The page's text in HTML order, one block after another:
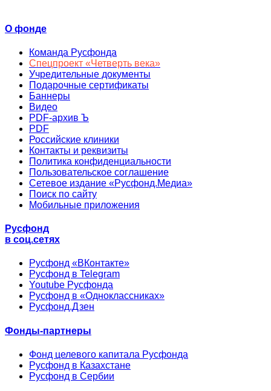
О фонде
Команда Русфонда
Спецпроект «Четверть века»
Учредительные документы
Подарочные сертификаты
Баннеры
Видео
PDF-архив Ъ
PDF
Российские клиники
Контакты и реквизиты
Политика конфиденциальности
Пользовательское соглашение
Сетевое издание «Русфонд.Медиа»
Поиск по сайту
Мобильные приложения
Русфонд
в соц.сетях
Русфонд «ВКонтакте»
Русфонд в Telegram
Youtube Русфонда
Русфонд в «Одноклассниках»
Русфонд.Дзен
Фонды-партнеры
Фонд целевого капитала Русфонда
Русфонд в Казахстане
Русфонд в Сербии